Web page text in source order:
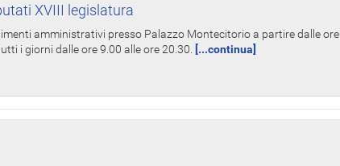
XVIII legislatura
amministrativi presso Palazzo Montecitorio a partire dalle ore
i giorni dalle ore 9.00 alle ore 20.30.
[...continua]